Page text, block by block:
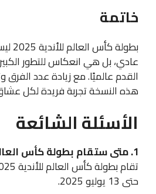
خاتمة
عادي، بل هي انعكاس للتطور
القدم عالميًا. مع زيادة عدد
هذه النسخة تجربة فريدة لكل
الأسئلة الشائعة
1. متى ستقام بطولة كأس العالم للأندية 2025؟
حتى 13 يوليو 2025.